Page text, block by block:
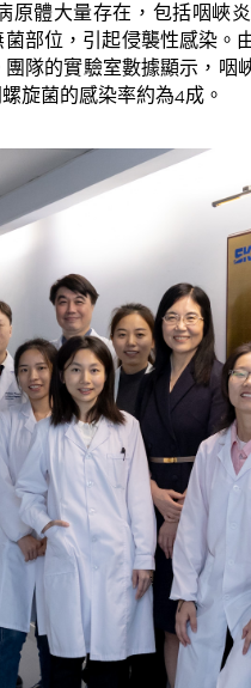
原體大量存在，包括咽峽
部位，引起侵襲性感染
隊的實驗室數據顯示，咽
旋菌的感染率約為4成。